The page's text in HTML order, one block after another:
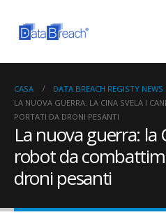
CASA
DATA BREACH REGISTY NEWS
LA NUOVA GUERRA: LA CINA SVELA I
PORTATI DA DRONI PESANTI
La nuova guerra: la
robot da
droni pesanti